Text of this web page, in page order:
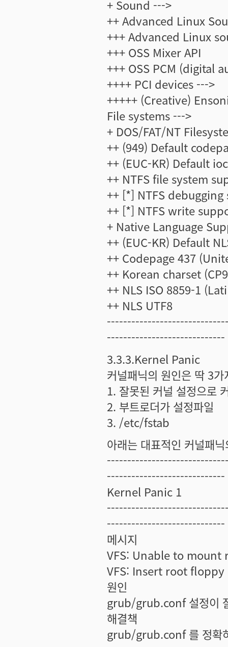
+ Sound --->
++ Advanced Linux
+++ Advanced Linux
+++ OSS Mixer API
+++ OSS PCM (digital
++++ PCI devices --->
+++++ (Creative)
File systems --->
+ DOS/FAT/NT
++ (949) Default
++ (EUC-KR) Default
++ NTFS file system
++ [*] NTFS
++ [*] NTFS write
+ Native Language
++ (EUC-KR) Default
++ Codepage 437
++ Korean charset
++ NLS ISO 8859-1
++ NLS UTF8
-----------------------------
3.3.3.Kernel Panic
커널패닉의 원인은 딱 3가
1. 잘못된 커널 설정으로
2. 부트로더가 설정파일
3. /etc/fstab
아래는 대표적인 커널패
-----------------------------
Kernel Panic 1
-----------------------------
메시지
VFS: Unable to
VFS: Insert root floppy
원인
grub/grub.conf 설정이
해결책
grub/grub.conf 를 정확